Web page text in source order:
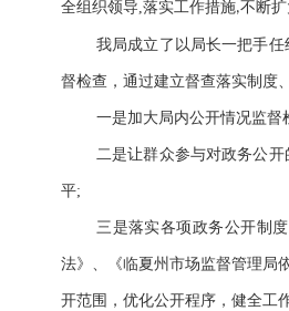
全组织领导,落实工作措施,不断
我局成立了以局长一把手
督检查，通过建立督查落实制度
一是加大局内公开情况监督
二是让群众参与对政务公开
平;
三是落实各项政务公开制
法》、《临夏州市场监督管理局
开范围，优化公开程序，健全工